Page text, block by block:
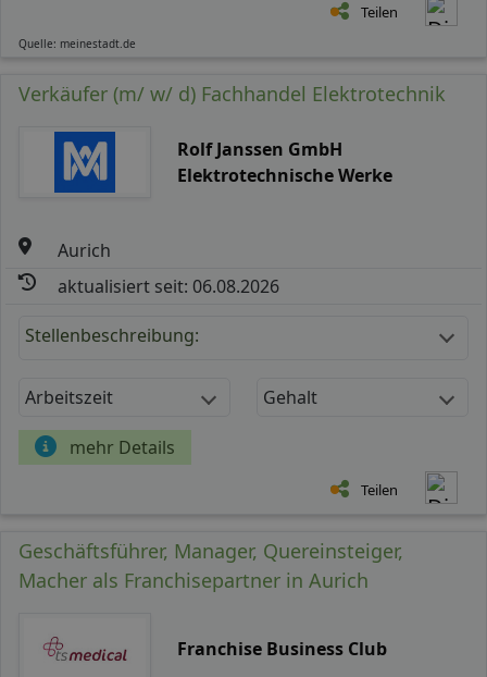
Teilen
Quelle: meinestadt.de
Verkäufer (m/ w/ d) Fachhandel Elektrotechnik
Rolf Janssen GmbH
Elektrotechnische Werke
Aurich
aktualisiert seit: 06.08.2026
Stellenbeschreibung:
Arbeitszeit Gehalt
mehr Details
Teilen
Geschäftsführer, Manager, Quereinsteiger,
Macher als Franchisepartner in Aurich
Franchise Business Club